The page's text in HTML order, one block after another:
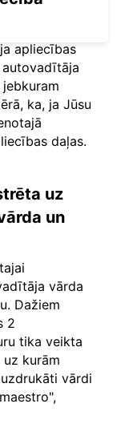
apliecības
ka, ja Jūsu
daļas.
uz
un
vārda
Dažiem
2
tika veikta
kurām
vārdi